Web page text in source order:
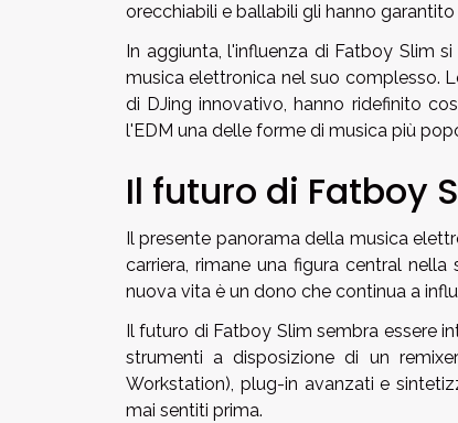
orecchiabili e ballabili gli hanno
In aggiunta, l'influenza di Fatboy Slim
musica elettronica nel suo complesso.
di DJing innovativo, hanno ridefinito
l'EDM una delle forme di musica più
Il futuro di Fatboy
Il presente panorama della musica
carriera, rimane una figura central
nuova vita è un dono che continua a
Il futuro di Fatboy Slim sembra essere
strumenti a disposizione di un
Workstation), plug-in avanzati e
mai sentiti prima.